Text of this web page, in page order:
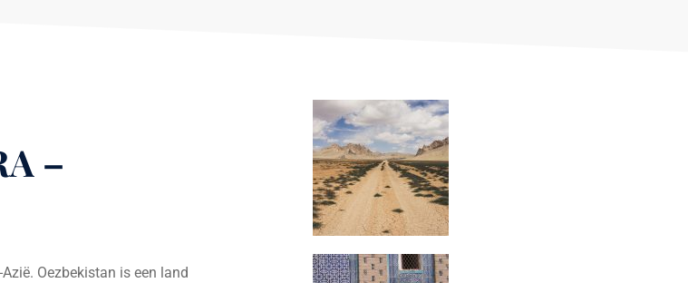
–
Oezbekistan is een land